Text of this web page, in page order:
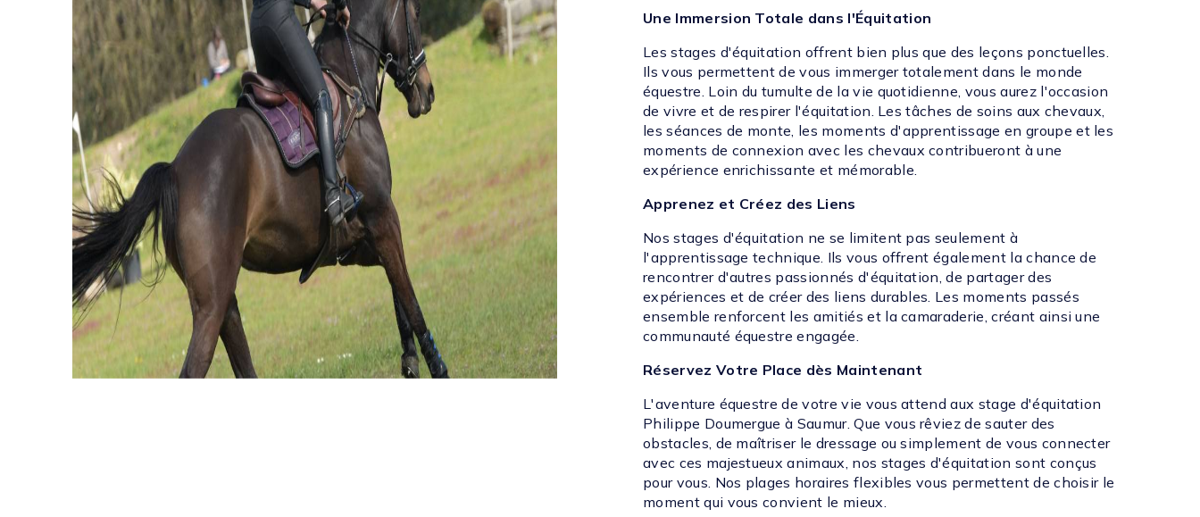
Une Immersion Totale dans l'Équitation
Les stages d'équitation offrent bien plus que des leçons ponctuelles.
Ils vous permettent de vous immerger totalement dans le monde
équestre. Loin du tumulte de la vie quotidienne, vous aurez l'occasion
de vivre et de respirer l'équitation. Les tâches de soins aux chevaux,
les séances de monte, les moments d'apprentissage en groupe et les
moments de connexion avec les chevaux contribueront à une
expérience enrichissante et mémorable.
Apprenez et Créez des Liens
Nos stages d'équitation ne se limitent pas seulement à
l'apprentissage technique. Ils vous offrent également la chance de
rencontrer d'autres passionnés d'équitation, de partager des
expériences et de créer des liens durables. Les moments passés
ensemble renforcent les amitiés et la camaraderie, créant ainsi une
communauté équestre engagée.
Réservez Votre Place dès Maintenant
L'aventure équestre de votre vie vous attend aux stage d'équitation
Philippe Doumergue à Saumur. Que vous rêviez de sauter des
obstacles, de maîtriser le dressage ou simplement de vous connecter
avec ces majestueux animaux, nos stages d'équitation sont conçus
pour vous. Nos plages horaires flexibles vous permettent de choisir le
moment qui vous convient le mieux.